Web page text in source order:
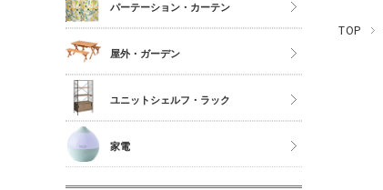
TOP
マットレス単品
玄関マット
コスメボックス
収納雑貨
玄関雑貨
キッチン雑貨
ミラー・ドレッサー
パーテーション・カーテン
カーテン・ブラインド
屋外・ガーデン
ユニットシェルフ・ラック
ユニットシェルフWiLLシリーズ
ジュリオシリーズ
家電